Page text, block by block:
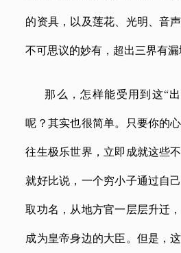
的资具，以及莲花、光明、音
不可思议的妙有，超出三界有漏
那么，怎样能受用到这“
呢？其实也很简单。只要你的
往生极乐世界，立即成就这些
就好比说，一个穷小子通过自
取功名，从地方官一层层升迁
成为皇帝身边的大臣。但是，